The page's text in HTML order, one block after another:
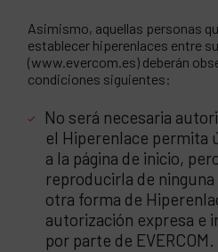
Asimismo, aquellas personas
establecer hiperenlaces entre
(www.evercom.es) deberán
condiciones siguientes:
No será necesaria
el Hiperenlace permita
a la página de inicio,
reproducirla de
otra forma de
autorización expresa e
por parte de EVERCOM.